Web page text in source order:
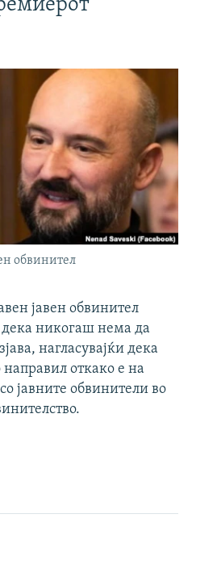
обвинител
јавен обвинител
никогаш нема да
нагласувајќи дека
откако е на
јавните обвинители во